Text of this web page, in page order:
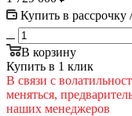
Купить в рассрочку
В корзину
Купить в 1 клик
В cвязи c
меняться,
наших менеджеров